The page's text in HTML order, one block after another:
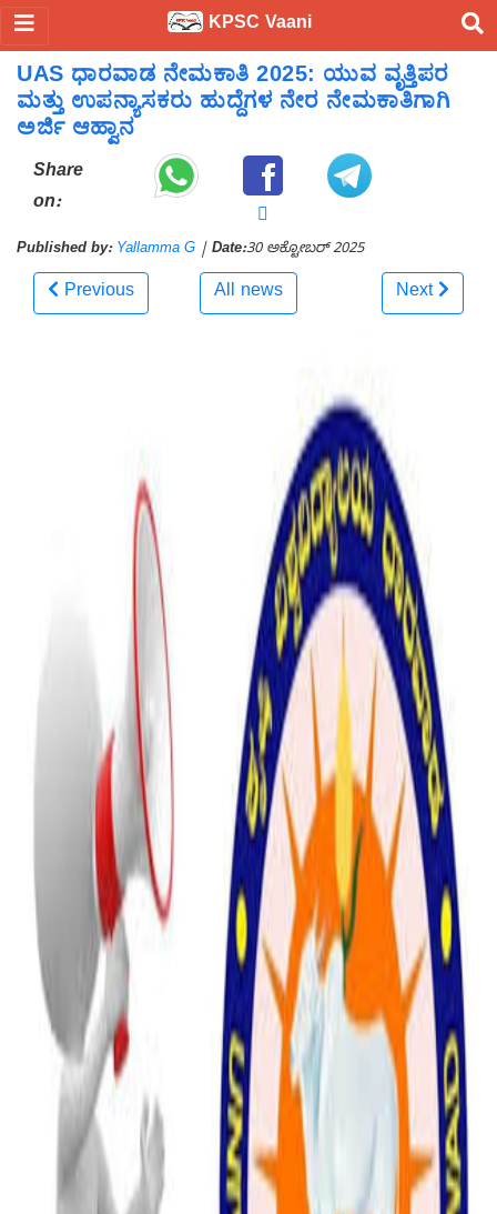
KPSC Vaani
UAS ಧಾರವಾಡ ನೇಮಕಾತಿ 2025: ಯುವ ವೃತ್ತಿಪರ
ಮತ್ತು ಉಪನ್ಯಾಸಕರು ಹುದ್ದೆಗಳ ನೇರ ನೇಮಕಾತಿಗಾಗಿ
ಅರ್ಜಿ ಆಹ್ವಾನ
Share
on:
Published by: Yallamma G | Date:30 ಅಕ್ಟೋಬರ್ 2025
Previous All news Next